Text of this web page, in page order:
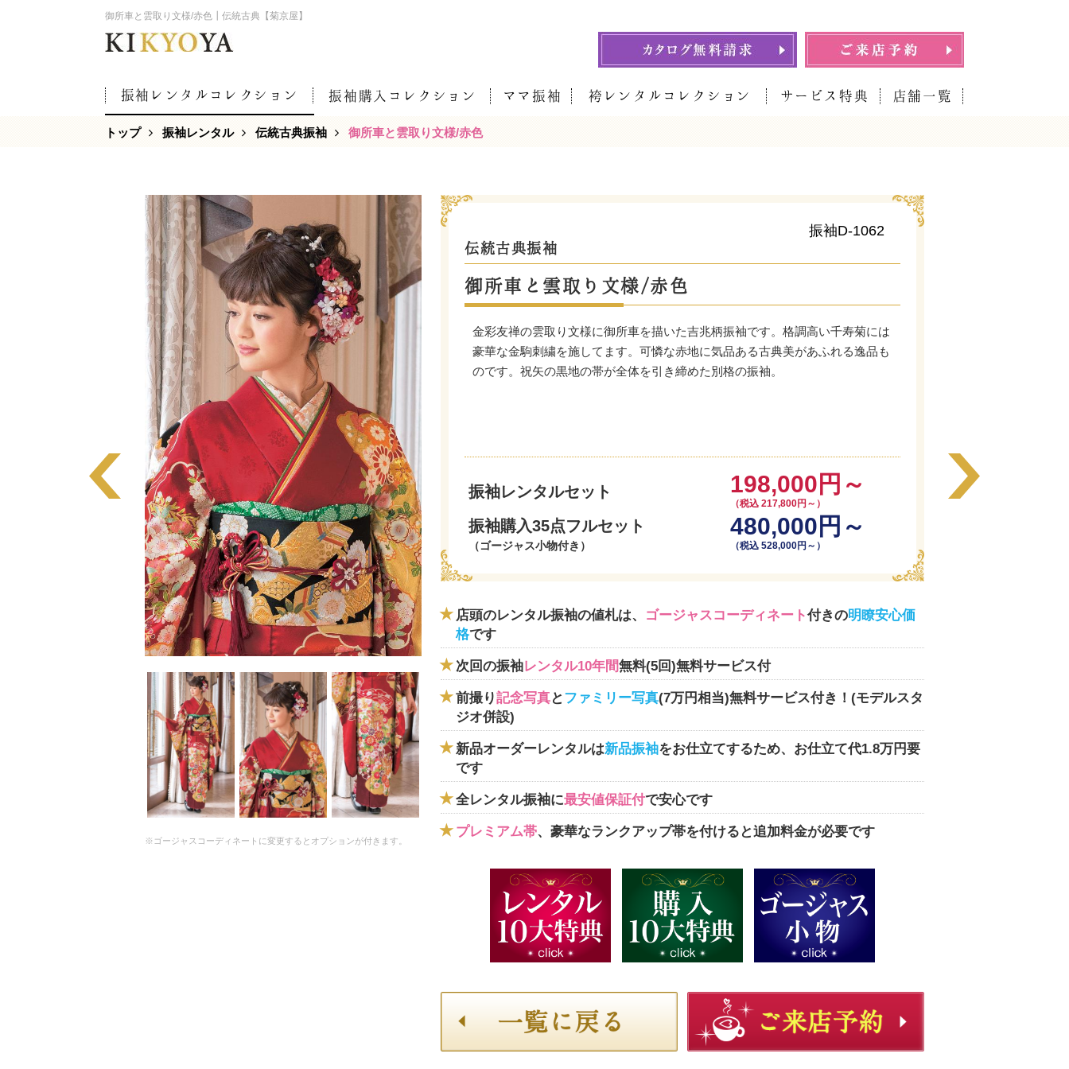
御所車と雲取り文様/赤色┃伝統古典【菊京屋】
振袖レンタルコレクション 振袖購入コレクション ママ振袖 袴レンタルコレクション サービス特典 店舗一覧
トップ 振袖レンタル 伝統古典振袖 御所車と雲取り文様/赤色
※ゴージャスコーディネートに変更するとオプションが付きます。
振袖D-1062
伝統古典振袖
御所車と雲取り文様/赤色
金彩友禅の雲取り文様に御所車を描いた吉兆柄振袖です。格調高い千寿菊には
豪華な金駒刺繍を施してます。可憐な赤地に気品ある古典美があふれる逸品も
のです。祝矢の黒地の帯が全体を引き締めた別格の振袖。
振袖レンタルセット 198,000円～
（税込 217,800円～）
振袖購入35点フルセット
（ゴージャス小物付き）
480,000円～
（税込 528,000円～）
店頭のレンタル振袖の値札は、 ゴージャスコーディネート付きの明瞭安心価
格です
次回の振袖レンタル10年間無料(5回)無料サービス付
前撮り記念写真と ファミリー写真(7万円相当)無料サービス付き！(モデルスタ
ジオ併設)
新品オーダーレンタルは新品振袖をお仕立てするため、お仕立て代1.8万円要
です
全レンタル振袖に最安値保証付で安心です
プレミアム帯、豪華なランクアップ帯を付けると追加料金が必要です